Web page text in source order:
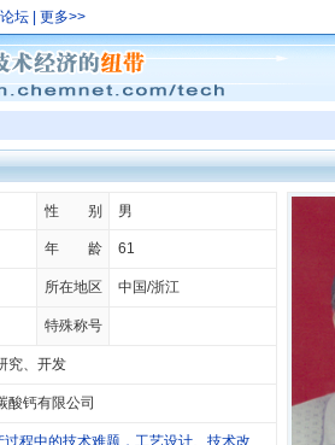
论坛 更多>>
性 别 男
年 龄 61
所在地区 中国/浙江
特殊称号
究、开发
酸钙有限公司
程中的技术难题，工艺设计、技术改